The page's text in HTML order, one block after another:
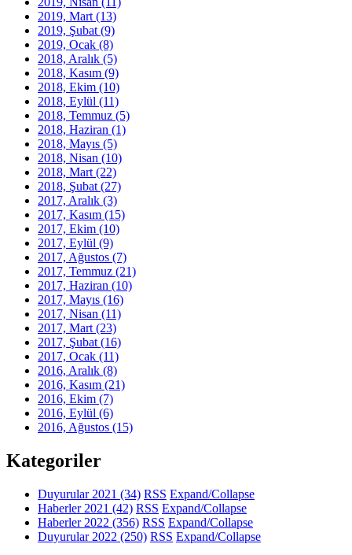
2019, Mart (13)
2019, Şubat (9)
2019, Ocak (8)
2018, Aralık (5)
2018, Kasım (9)
2018, Ekim (10)
2018, Eylül (11)
2018, Temmuz (5)
2018, Haziran (1)
2018, Mayıs (5)
2018, Nisan (10)
2018, Mart (22)
2018, Şubat (27)
2017, Aralık (3)
2017, Kasım (15)
2017, Ekim (10)
2017, Eylül (9)
2017, Ağustos (7)
2017, Temmuz (21)
2017, Haziran (10)
2017, Mayıs (16)
2017, Nisan (11)
2017, Mart (23)
2017, Şubat (16)
2017, Ocak (11)
2016, Aralık (8)
2016, Kasım (21)
2016, Ekim (7)
2016, Eylül (6)
2016, Ağustos (15)
Kategoriler
Duyurular 2021 (34) RSS Expand/Collapse
Haberler 2021 (42) RSS Expand/Collapse
Haberler 2022 (356) RSS Expand/Collapse
Duyurular 2022 (250) RSS Expand/Collapse